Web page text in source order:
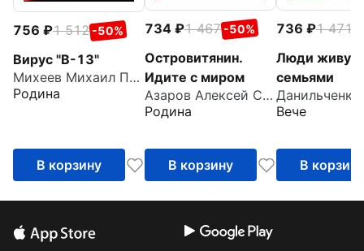
756 1 512 -50%
Вирус "В-13"
Михеев Михаил Петрович
Родина
В корзину
734 1 467 -50%
Островитянин.
Идите с миром
Азаров Алексей Сергеевич
Родина
В корзину
736 1 471
Люди живут
семьями
Вече
В корзину